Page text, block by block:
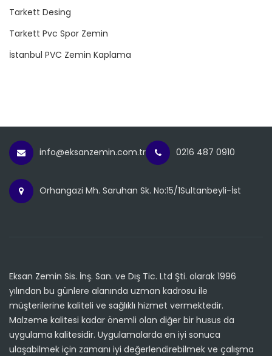
Tarkett Desing
Tarkett Pvc Spor Zemin
İstanbul PVC Zemin Kaplama
info@eksanzemin.com.tr 0216 487 0910
Orhangazi Mh. Saruhan Sk. No:15/1Sultanbeyli-İst
Eksan Zemin Sis. İnş. San. ve Dış Tic. Ltd Şti. olarak 1996
yılından bu günlere alanında uzman kadrosu ile
müşterilerine kaliteli ve sağlıklı hizmet vermektedir.
Malzeme kalitesi kadar önemli olan diğer bir husus da
uygulama kalitesidir. Uygulamalarda en iyi sonuca
ulaşabilmek için zamanı iyi değerlendirebilmek ve çalışma